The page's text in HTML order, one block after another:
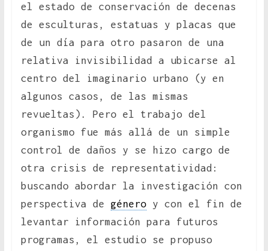
el estado de conservación de decenas
de esculturas, estatuas y placas que
de un día para otro pasaron de una
relativa invisibilidad a ubicarse al
centro del imaginario urbano (y en
algunos casos, de las mismas
revueltas). Pero el trabajo del
organismo fue más allá de un simple
control de daños y se hizo cargo de
otra crisis de representatividad:
buscando abordar la investigación con
perspectiva de géneroy con el fin de
levantar información para futuros
programas, el estudio se propuso